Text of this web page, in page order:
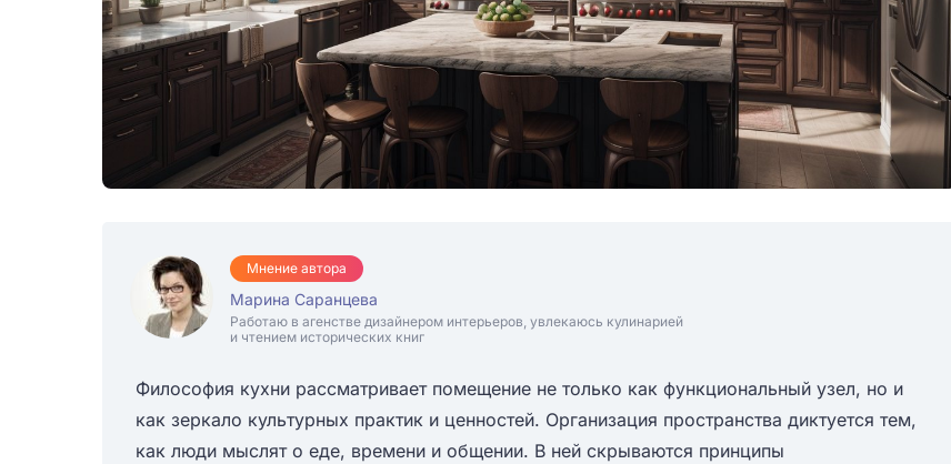
Мнение автора
Марина Саранцева
Работаю в агенстве дизайнером интерьеров, увлекаюсь кулинарией
и чтением исторических книг
Философия кухни рассматривает помещение не только как функциональный узел, но и
как зеркало культурных практик и ценностей. Организация пространства диктуется тем,
как люди мыслят о еде, времени и общении. В ней скрываются принципы